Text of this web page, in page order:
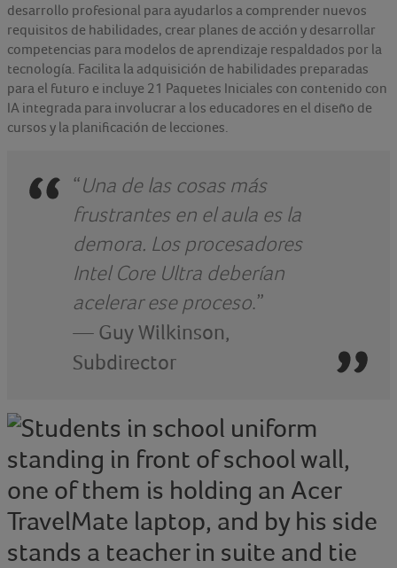
desarrollo profesional para ayudarlos a comprender nuevos
requisitos de habilidades, crear planes de acción y desarrollar
competencias para modelos de aprendizaje respaldados por la
tecnología. Facilita la adquisición de habilidades preparadas
para el futuro e incluye 21 Paquetes Iniciales con contenido con
IA integrada para involucrar a los educadores en el diseño de
cursos y la planificación de lecciones.
“Una de las cosas más
frustrantes en el aula es la
demora. Los procesadores
Intel Core Ultra deberían
acelerar ese proceso.”
— Guy Wilkinson,
Subdirector